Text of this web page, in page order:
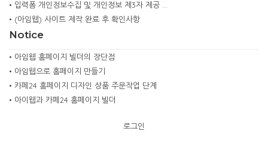
• 입력폼 개인정보수집 및 개인정보 제3자 제공 …
• (아임웹) 사이트 제작 완료 후 확인사항
Notice
• 아임웹 홈페이지 빌더의 장단점
• 아임웹으로 홈페이지 만들기
• 카페24 홈페이지 디자인 상품 주문작업 단계
• 아이웹과 카페24 홈페이지 빌더
로그인